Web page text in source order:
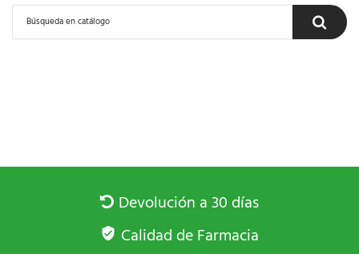
Devolución a 30 días
Calidad de Farmacia